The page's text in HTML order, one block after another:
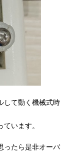
して動く機械式時
います。
ったら是非オーバ